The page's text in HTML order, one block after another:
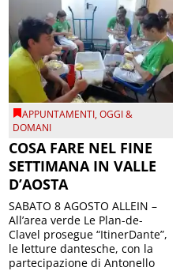
APPUNTAMENTI,OGGI &
DOMANI
COSA FARE NEL FINE
SETTIMANA IN VALLE
D’AOSTA
SABATO 8 AGOSTO ALLEIN –
All’area verde Le Plan-de-
Clavel prosegue “ItinerDante”,
le letture dantesche, con la
partecipazione di Antonello